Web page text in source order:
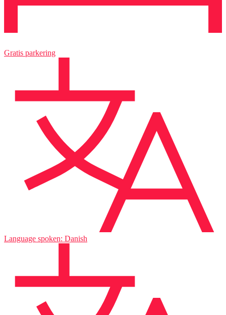
Gratis parkering
Language spoken: Danish